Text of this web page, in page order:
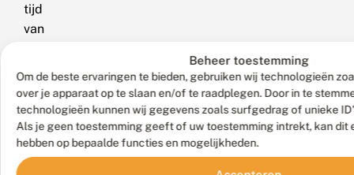
Beheer toestemming
Om de beste ervaringen te bieden, gebruiken wij technologieën
over je apparaat op te slaan en/of te raadplegen. Door in te
technologieën kunnen wij gegevens zoals surfgedrag of unieke
Als je geen toestemming geeft of uw toestemming intrekt, kan dit
hebben op bepaalde functies en mogelijkheden.
tijd
van
jaar
waarin
de
rupsen
voorkomen,